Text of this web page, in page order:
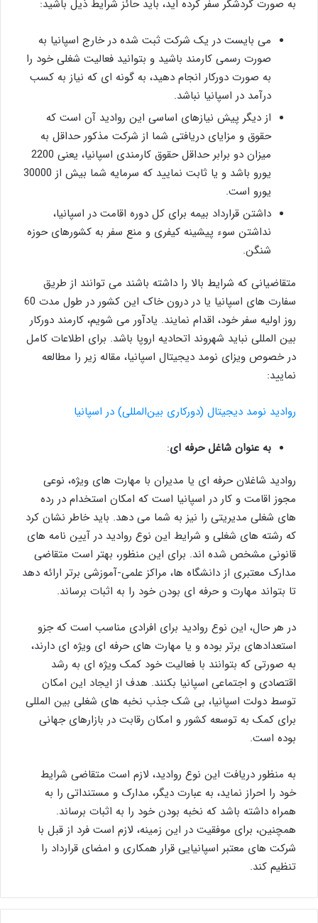
به صورت گردشگر سفر کرده اید، باید حائز شرایط ذیل باشید:
می بایست در یک شرکت ثبت شده در خارج اسپانیا به
صورت رسمی کارمند باشید و بتوانید فعالیت شغلی خود را
به صورت دورکار انجام دهید، به گونه ای که نیاز به کسب
درآمد در اسپانیا نباشد.
از دیگر پیش نیازهای اساسی این روادید آن است که
حقوق و مزایای دریافتی شما از شرکت مذکور حداقل به
میزان دو برابر حداقل حقوق کارمندی اسپانیا، یعنی 2200
یورو باشد و یا ثابت نمایید که سرمایه شما بیش از 30000
یورو است.
داشتن قرارداد بیمه برای کل دوره اقامت در اسپانیا،
نداشتن سوء پیشینه کیفری و منع سفر به کشورهای حوزه
شنگن.
متقاضیانی که شرایط بالا را داشته باشند می توانند از طریق
سفارت های اسپانیا یا در درون خاک این کشور در طول مدت 60
روز اولیه سفر خود، اقدام نمایند. یادآور می شویم، کارمند دورکار
بین المللی نباید شهروند اتحادیه اروپا باشد. برای اطلاعات کامل
در خصوص ویزای نومد دیجیتال اسپانیا، مقاله زیر را مطالعه
نمایید:
روادید نومد دیجیتال (دورکاری بین‌المللی) در اسپانیا
به عنوان شاغل حرفه ای:
روادید شاغلان حرفه ای یا مدیران با مهارت های ویژه، نوعی
مجوز اقامت و کار در اسپانیا است که امکان استخدام در رده
های شغلی مدیریتی را نیز به شما می دهد. باید خاطر نشان کرد
که رشته های شغلی و شرایط این نوع روادید در آیین نامه های
قانونی مشخص شده اند. برای این منظور، بهتر است متقاضی
مدارک معتبری از دانشگاه ها، مراکز علمی-آموزشی برتر ارائه دهد
تا بتواند مهارت و حرفه ای بودن خود را به اثبات برساند.
در هر حال، این نوع روادید برای افرادی مناسب است که جزو
استعدادهای برتر بوده و یا مهارت های حرفه ای ویژه ای دارند،
به صورتی که بتوانند با فعالیت خود کمک ویژه ای به رشد
اقتصادی و اجتماعی اسپانیا بکنند. هدف از ایجاد این امکان
توسط دولت اسپانیا، بی شک جذب نخبه های شغلی بین المللی
برای کمک به توسعه کشور و امکان رقابت در بازارهای جهانی
بوده است.
به منظور دریافت این نوع روادید، لازم است متقاضی شرایط
خود را احراز نماید، به عبارت دیگر، مدارک و مستنداتی را به
همراه داشته باشد که نخبه بودن خود را به اثبات برساند.
همچنین، برای موفقیت در این زمینه، لازم است فرد از قبل با
شرکت های معتبر اسپانیایی قرار همکاری و امضای قرارداد را
تنظیم کند.